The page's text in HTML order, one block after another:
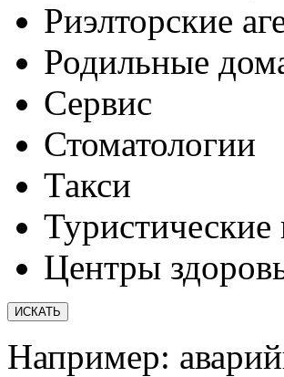
Риэлторские
Родильные
Сервис
Стоматологии
Такси
Центры
Например: